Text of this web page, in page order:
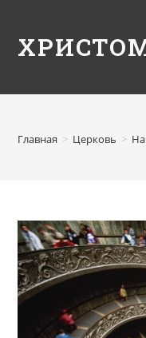
Главная > Церковь >